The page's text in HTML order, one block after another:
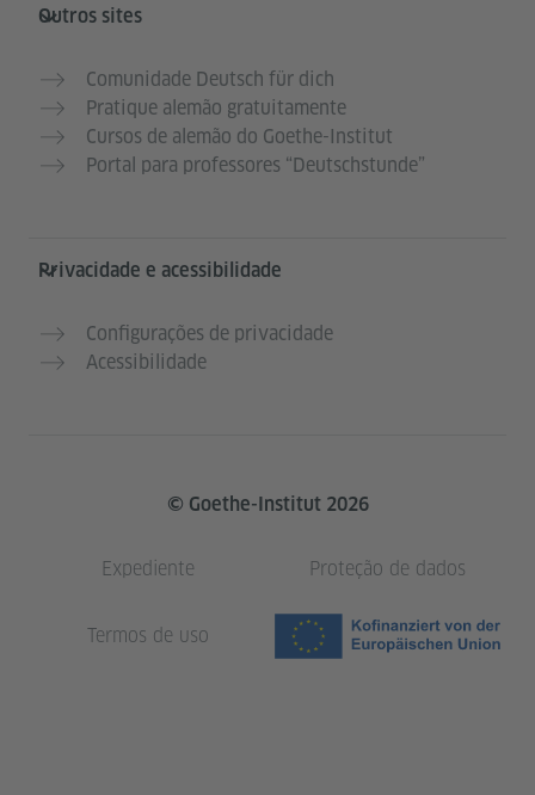
Outros sites
Comunidade Deutsch für dich
Pratique alemão gratuitamente
Cursos de alemão do Goethe-Institut
Portal para professores “Deutschstunde”
Privacidade e acessibilidade
Configurações de privacidade
Acessibilidade
© Goethe-Institut 2026
Expediente Proteção de dados
Termos de uso